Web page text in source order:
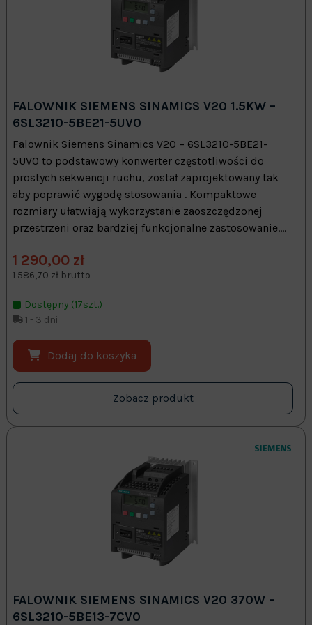
FALOWNIK SIEMENS SINAMICS V20 1.5KW –
6SL3210-5BE21-5UV0
Falownik Siemens Sinamics V20 – 6SL3210-5BE21-
5UV0 to podstawowy konwerter częstotliwości do
prostych sekwencji ruchu, został zaprojektowany tak
aby poprawić wygodę stosowania . Kompaktowe
rozmiary ułatwiają wykorzystanie zaoszczędzonej
przestrzeni oraz bardziej funkcjonalne zastosowanie....
1 290,00 zł
1 586,70 zł brutto
Dostępny (17szt.)
1 - 3 dni
Dodaj do koszyka
Zobacz produkt
FALOWNIK SIEMENS SINAMICS V20 370W –
6SL3210-5BE13-7CV0